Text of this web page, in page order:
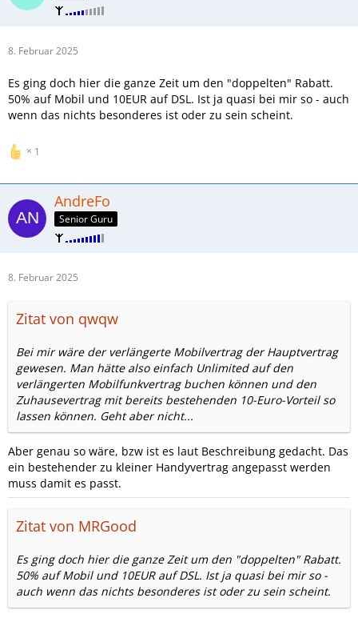
8. Februar 2025
Es ging doch hier die ganze Zeit um den "doppelten" Rabatt.
50% auf Mobil und 10EUR auf DSL. Ist ja quasi bei mir so - auch
wenn das nichts besonderes ist oder zu sein scheint.
1
AndreFo
Senior Guru
8. Februar 2025
Zitat von qwqw
Bei mir wäre der verlängerte Mobilvertrag der Hauptvertrag
gewesen. Man hätte also einfach Unlimited auf den
verlängerten Mobilfunkvertrag buchen können und den
Zuhausevertrag mit bereits bestehenden 10-Euro-Vorteil so
lassen können. Geht aber nicht...
Aber genau so wäre, bzw ist es laut Beschreibung gedacht. Das
ein bestehender zu kleiner Handyvertrag angepasst werden
muss damit es passt.
Zitat von MRGood
Es ging doch hier die ganze Zeit um den "doppelten" Rabatt.
50% auf Mobil und 10EUR auf DSL. Ist ja quasi bei mir so -
auch wenn das nichts besonderes ist oder zu sein scheint.